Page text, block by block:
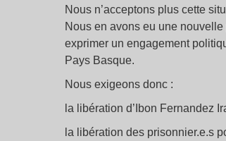
Nous n’acceptons plus cette
Nous en avons eu une
exprimer un engagement
Pays Basque.
Nous exigeons donc :
la libération d’Ibon Fernandez
la libération des prisonnier.e.s